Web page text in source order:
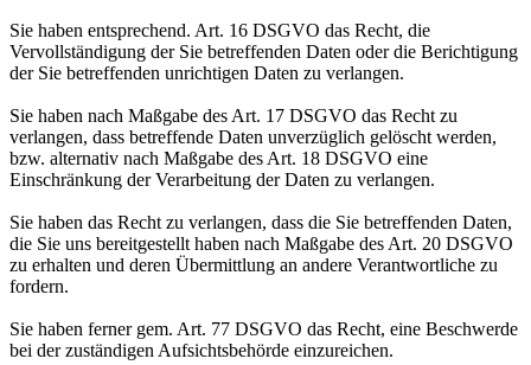
Sie haben entsprechend. Art. 16 DSGVO das Recht, die
Vervollständigung der Sie betreffenden Daten oder die Berichtigung
der Sie betreffenden unrichtigen Daten zu verlangen.
Sie haben nach Maßgabe des Art. 17 DSGVO das Recht zu
verlangen, dass betreffende Daten unverzüglich gelöscht werden,
bzw. alternativ nach Maßgabe des Art. 18 DSGVO eine
Einschränkung der Verarbeitung der Daten zu verlangen.
Sie haben das Recht zu verlangen, dass die Sie betreffenden Daten,
die Sie uns bereitgestellt haben nach Maßgabe des Art. 20 DSGVO
zu erhalten und deren Übermittlung an andere Verantwortliche zu
fordern.
Sie haben ferner gem. Art. 77 DSGVO das Recht, eine Beschwerde
bei der zuständigen Aufsichtsbehörde einzureichen.